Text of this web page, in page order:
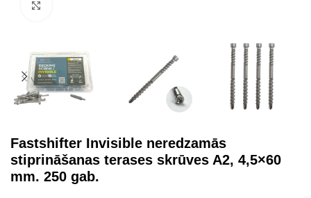
Fastshifter Invisible neredzamās
stiprināšanas terases skrūves A2, 4,5×60
mm. 250 gab.